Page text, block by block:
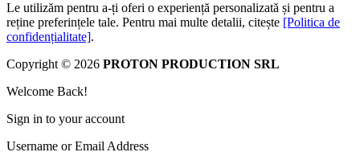
Le utilizăm pentru a-ți oferi o experiență personalizată și pentru a
reține preferințele tale. Pentru mai multe detalii, citește [Politica de
confidențialitate].
Copyright © 2026 PROTON PRODUCTION SRL
Welcome Back!
Sign in to your account
Username or Email Address